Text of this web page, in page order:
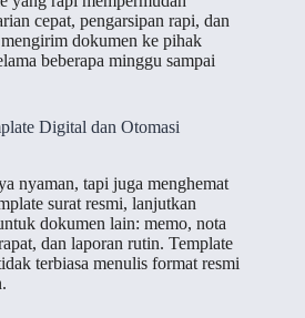
cepat, pengarsipan rapi, dan
dokumen ke pihak
beberapa minggu sampai
Digital dan Otomasi
nyaman, tapi juga menghemat
surat resmi, lanjutkan
dokumen lain: memo, nota
dan laporan rutin. Template
terbiasa menulis format resmi